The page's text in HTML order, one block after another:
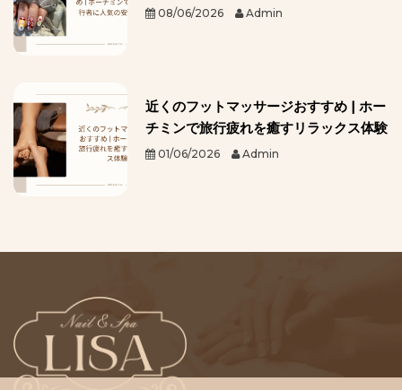
08/06/2026 Admin
近くのフットマッサージおすすめ | ホー
チミンで旅行疲れを癒すリラックス体験
01/06/2026 Admin